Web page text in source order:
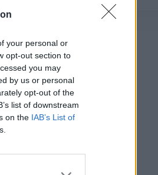
your personal or
opt-out section to
you may
by us or personal
opt-out of the
list of downstream
on the IAB’s List of